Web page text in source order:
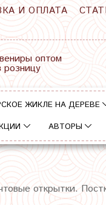
И ОПЛАТА
оптом
розницу
ЖИКЛЕ НА ДЕРЕВЕ
АВТОРЫ
открытки.